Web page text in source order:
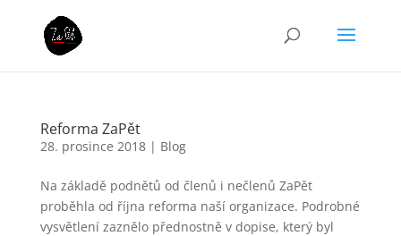
Reforma ZaPět
28. prosince 2018| Blog
Na základě podnětů od členů i nečlenů ZaPět
proběhla od října reforma naší organizace. Podrobné
vysvětlení zaznělo přednostně v dopise, který byl